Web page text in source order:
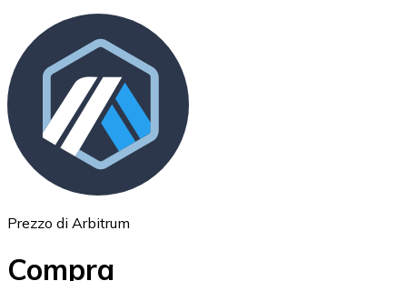
Ethereum
ETH
Prezzo di Arbitrum
Compra